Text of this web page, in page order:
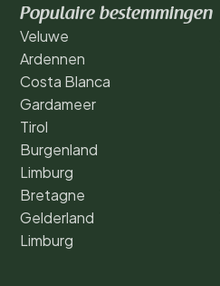
Populaire bestemmingen
Veluwe
Ardennen
Costa Blanca
Gardameer
Tirol
Burgenland
Limburg
Bretagne
Gelderland
Limburg